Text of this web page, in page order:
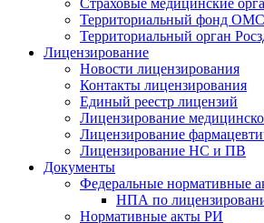
Страховые медицинские
Территориальный фонд ОМС
Территориальный орган
Лицензирование
Новости лицензирования
Контакты лицензирования
Единый реестр лицензий
Лицензирование
Лицензирование
Лицензирование НС и ПВ
Документы
Федеральные нормативные
НПА по
Нормативные акты РИ